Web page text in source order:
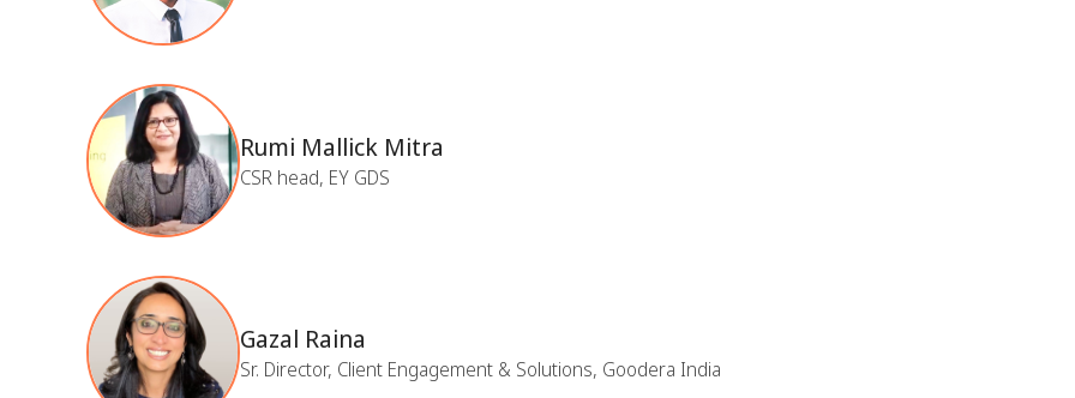
Rumi Mallick Mitra
CSR head, EY GDS
Gazal Raina
Sr. Director, Client Engagement & Solutions, Goodera India